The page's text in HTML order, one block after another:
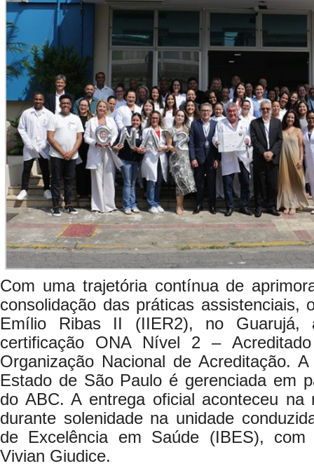
Com uma trajetória contínua de
consolidação das práticas assistenciais,
Emílio Ribas II (IIER2), no Guarujá,
certificação ONA Nível 2 –
Organização Nacional de Acreditação.
Estado de São Paulo é gerenciada em
do ABC. A entrega oficial aconteceu
durante solenidade na unidade
de Excelência em Saúde (IBES),
Vivian Giudice.